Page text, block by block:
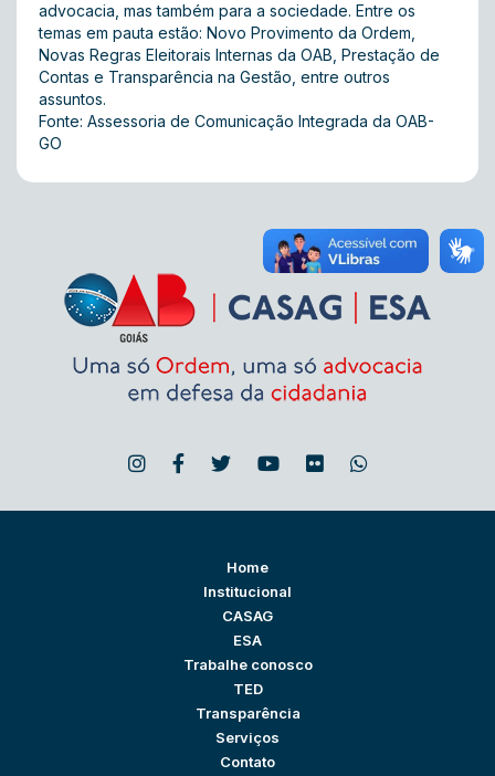
advocacia, mas também para a sociedade. Entre os
temas em pauta estão: Novo Provimento da Ordem,
Novas Regras Eleitorais Internas da OAB, Prestação de
Contas e Transparência na Gestão, entre outros
assuntos.
Fonte: Assessoria de Comunicação Integrada da OAB-
GO
Home
Institucional
CASAG
ESA
Trabalhe conosco
TED
Transparência
Serviços
Contato